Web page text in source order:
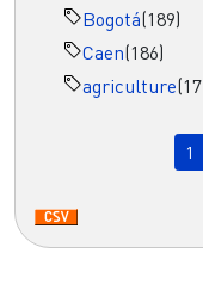
Bogotá(189)
Caen(186)
agriculture
1